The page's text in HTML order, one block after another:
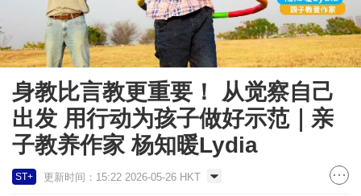
身教比言教更重要！ 从觉察自己
出发 用行动为孩子做好示范｜亲
子教养作家 杨知暖Lydia
ST+ 更新时间：15:22 2026-05-26 HKT